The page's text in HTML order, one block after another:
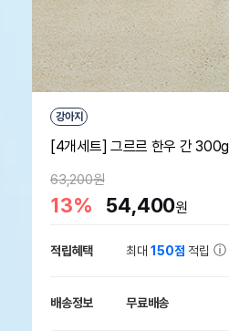
강아지
[4개세트] 그르르 한우 간 300g
63,200원
13% 54,400원
적립혜택 최대150점 적립
배송정보 무료배송